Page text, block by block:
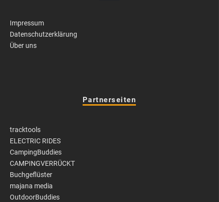
Impressum
Datenschutzerklärung
Über uns
Partnerseiten
tracktools
ELECTRIC RIDES
CampingBuddies
CAMPINGVERRÜCKT
Buchgeflüster
majana media
OutdoorBuddies